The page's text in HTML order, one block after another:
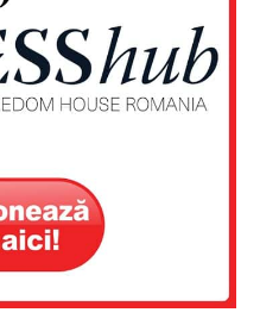
ROMÂNIA